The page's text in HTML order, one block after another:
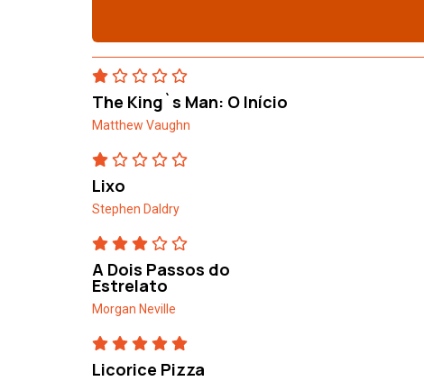
The King`s Man: O Início
Matthew Vaughn
Lixo
Stephen Daldry
A Dois Passos do
Estrelato
Morgan Neville
Licorice Pizza